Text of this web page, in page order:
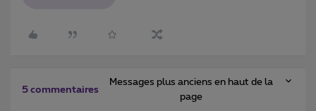
5 commentaires
Messages plus anciens en haut de la
page